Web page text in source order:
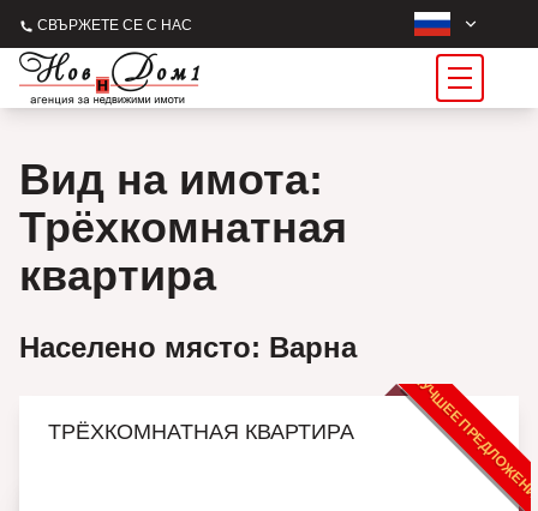
СВЪРЖЕТЕ СЕ С НАС
Вид на имота:
Трёхкомнатная
квартира
Населено място: Варна
ЛУЧШЕЕ
ТРЁХКОМНАТНАЯ КВАРТИРА